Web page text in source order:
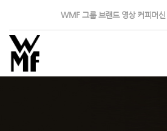
WMF 그룹 브랜드 영상 커피머신